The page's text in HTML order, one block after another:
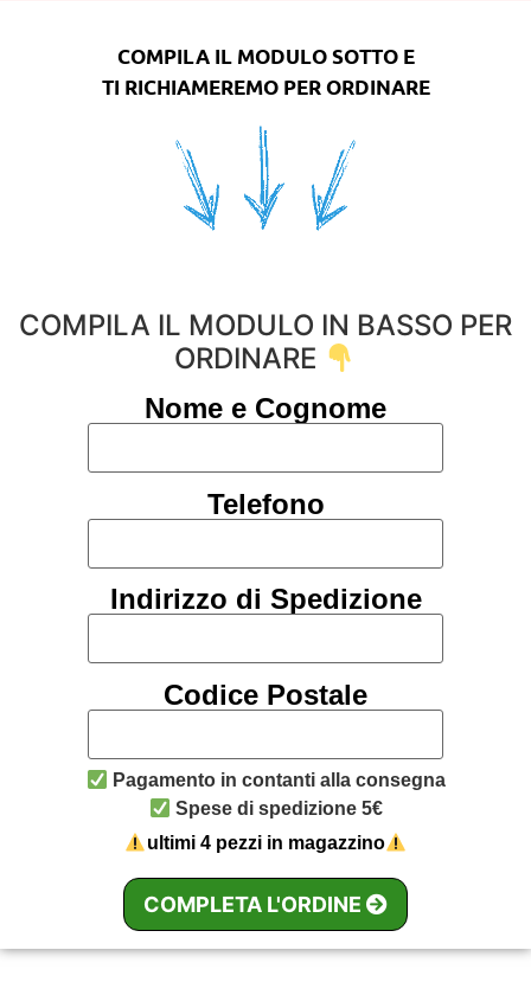
COMPILA IL MODULO SOTTO E
TI RICHIAMEREMO PER ORDINARE
COMPILA IL MODULO IN BASSO PER
ORDINARE
Nome e Cognome
Telefono
Indirizzo di Spedizione
Codice Postale
Pagamento in contanti alla consegna
Spese di spedizione 5€
ultimi 4 pezzi in magazzino
COMPLETA L'ORDINE